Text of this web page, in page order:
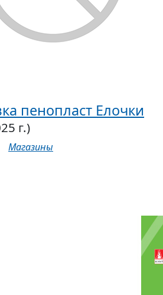
пенопласт Елочки
г.)
Магазины